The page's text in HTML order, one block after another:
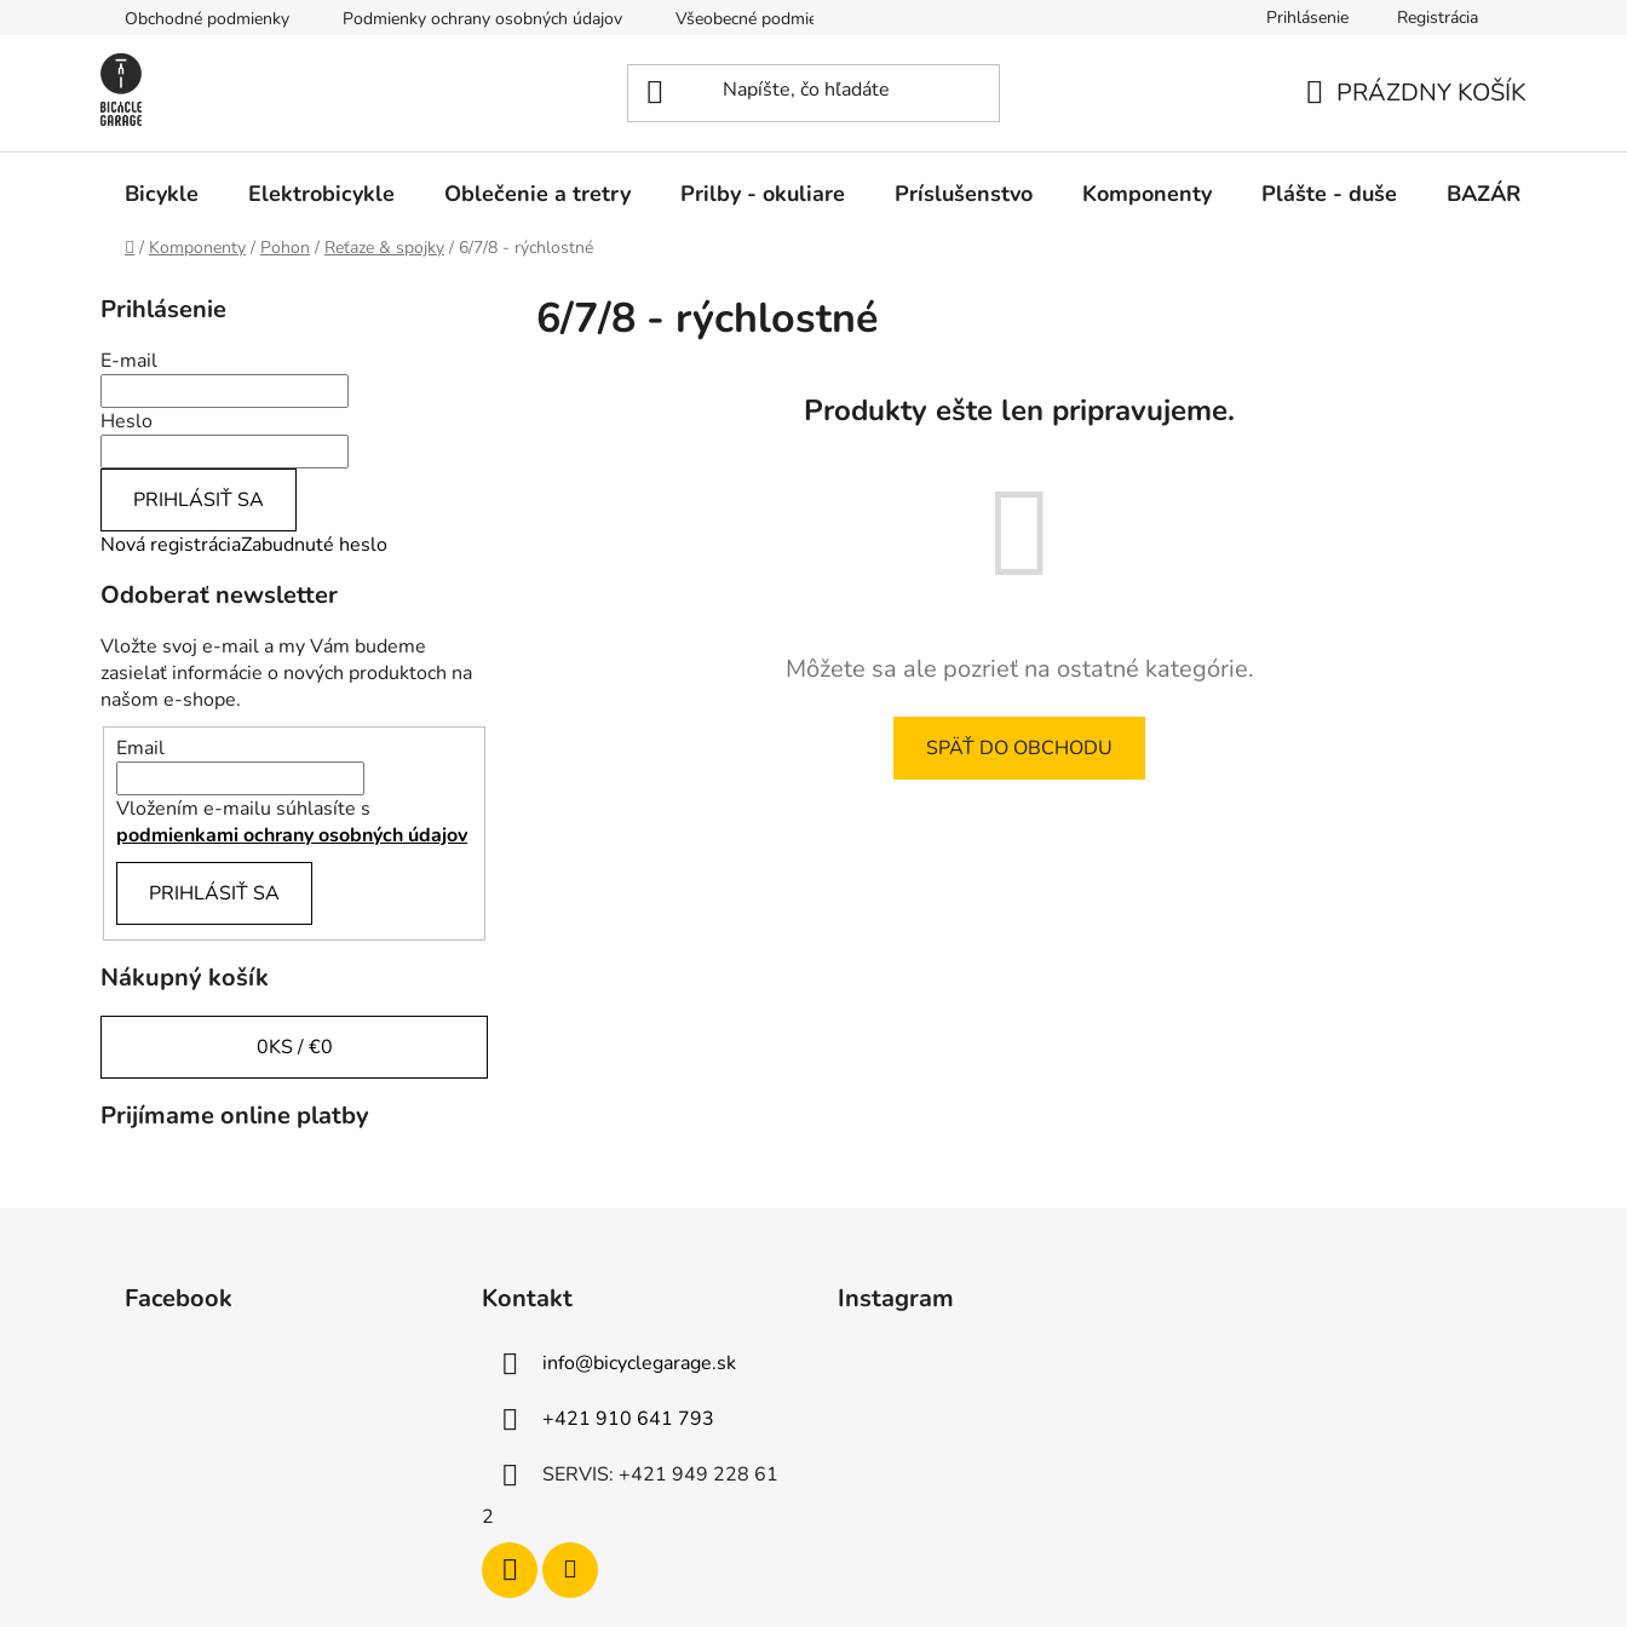
Obchodné podmienky Podmienky ochrany osobných údajov Všeobecné podmienky nájmu Prihlásenie Registrácia
KOŠÍK
PRÁZDNY KOŠÍK
Bicykle Elektrobicykle Oblečenie a tretry Prilby - okuliare Príslušenstvo Komponenty Plášte - duše BAZÁR
Domov
/ Komponenty / Pohon / Reťaze & spojky / 6/7/8 - rýchlostné
o
č
n
ý
p
a
e
Prihlásenie
E-mail
Heslo
PRIHLÁSIŤ SA
Nová registráciaZabudnuté heslo
Odoberať newsletter
Vložte svoj e-mail a my Vám budeme
zasielať informácie o nových produktoch na
našom e-shope.
Email
Vložením e-mailu súhlasíte s
podmienkami ochrany osobných údajov
PRIHLÁSIŤ SA
Nákupný košík
0KS /€0
Prijímame online platby
6/7/8 - rýchlostné
Produkty ešte len pripravujeme.
Môžete sa ale pozrieť na ostatné kategórie.
SPÄŤ DO OBCHODU
Facebook Kontakt
info@bicyclegarage.sk
+421 910 641 793
SERVIS: +421 949 228 61
2
Instagram